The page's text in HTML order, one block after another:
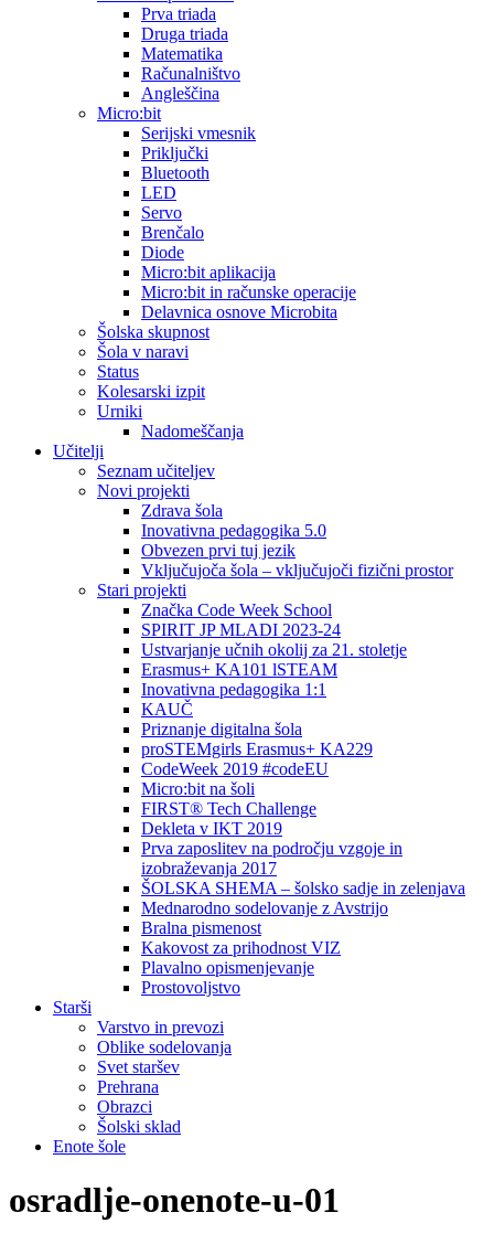
Prva triada
Druga triada
Matematika
Računalništvo
Angleščina
Micro:bit
Serijski vmesnik
Priključki
Bluetooth
LED
Servo
Brenčalo
Diode
Micro:bit aplikacija
Micro:bit in računske operacije
Delavnica osnove Microbita
Šolska skupnost
Šola v naravi
Status
Kolesarski izpit
Urniki
Nadomeščanja
Učitelji
Seznam učiteljev
Novi projekti
Zdrava šola
Inovativna pedagogika 5.0
Obvezen prvi tuj jezik
Vključujoča šola – vključujoči fizični prostor
Stari projekti
Značka Code Week School
SPIRIT JP MLADI 2023-24
Ustvarjanje učnih okolij za 21. stoletje
Erasmus+ KA101 lSTEAM
Inovativna pedagogika 1:1
KAUČ
Priznanje digitalna šola
proSTEMgirls Erasmus+ KA229
CodeWeek 2019 #codeEU
Micro:bit na šoli
FIRST® Tech Challenge
Dekleta v IKT 2019
Prva zaposlitev na področju vzgoje in
izobraževanja 2017
ŠOLSKA SHEMA – šolsko sadje in zelenjava
Mednarodno sodelovanje z Avstrijo
Bralna pismenost
Kakovost za prihodnost VIZ
Plavalno opismenjevanje
Prostovoljstvo
Starši
Varstvo in prevozi
Oblike sodelovanja
Svet staršev
Prehrana
Obrazci
Šolski sklad
Enote šole
osradlje-onenote-u-01